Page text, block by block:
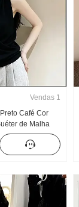
Vendas 1
Café Cor
de Malha
Verão Novo
Cor sólida